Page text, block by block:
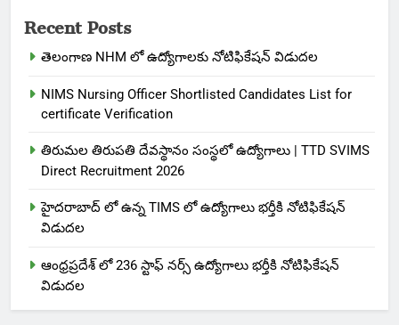
Recent Posts
తెలంగాణ NHM లో ఉద్యోగాలకు నోటిఫికేషన్ విడుదల
NIMS Nursing Officer Shortlisted Candidates List for
certificate Verification
తిరుమల తిరుపతి దేవస్థానం సంస్థలో ఉద్యోగాలు | TTD SVIMS
Direct Recruitment 2026
హైదరాబాద్ లో ఉన్న TIMS లో ఉద్యోగాలు భర్తీకి నోటిఫికేషన్
విడుదల
ఆంధ్రప్రదేశ్ లో 236 స్టాఫ్ నర్స్ ఉద్యోగాలు భర్తీకి నోటిఫికేషన్
విడుదల